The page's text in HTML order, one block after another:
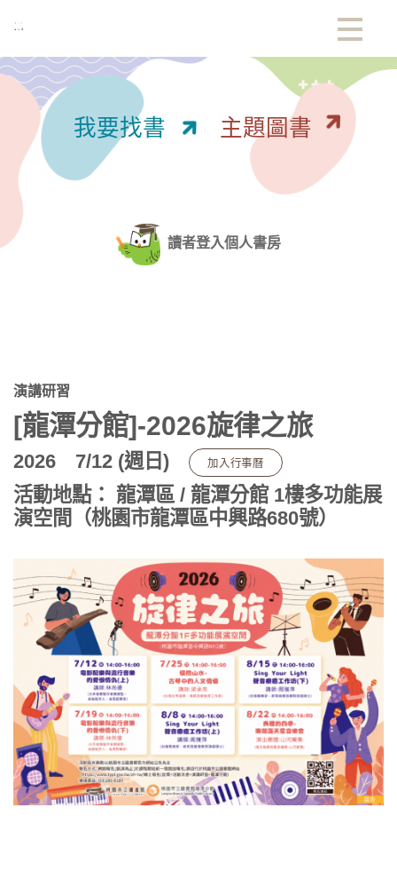
:::
我要找書 主題圖書
讀者登入個人書房
:::
演講研習
[龍潭分館]-2026旋律之旅
2026 7/12 (週日) 加入行事曆
活動地點： 龍潭區 / 龍潭分館 1樓多功能展
演空間（桃園市龍潭區中興路680號）